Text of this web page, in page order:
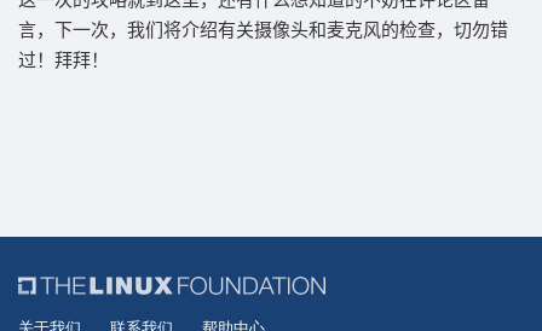
言，下一次，我们将介绍有关摄像头和麦克风的检查，切勿错
过！ 拜拜！